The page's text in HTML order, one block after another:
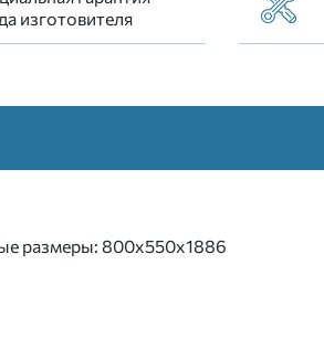
изготовителя
размеры: 800х550х1886